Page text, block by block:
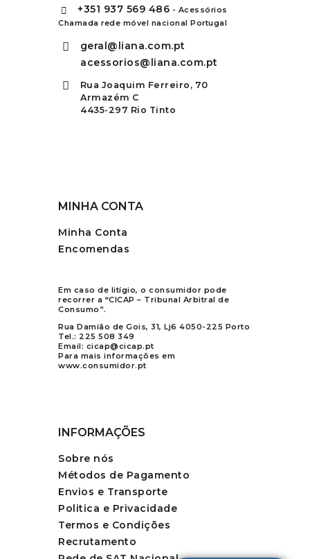
+351 937 569 486 - Acessórios
Chamada rede móvel nacional Portugal
geral@liana.com.pt
acessorios@liana.com.pt
Rua Joaquim Ferreiro, 70
Armazém C
4435-297 Rio Tinto
MINHA CONTA
Minha Conta
Encomendas
Em caso de litígio, o consumidor pode
recorrer a “CICAP – Tribunal Arbitral de
Consumo”.
Rua Damião de Gois, 31, Lj6 4050-225 Porto
Tel.: 225 508 349
Email: cicap@cicap.pt
Para mais informações em
www.consumidor.pt
INFORMAÇÕES
Sobre nós
Métodos de Pagamento
Envios e Transporte
Politica e Privacidade
Termos e Condições
Recrutamento